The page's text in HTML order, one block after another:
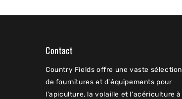
Contact
Country Fields offre une vaste sélection
de fournitures et d'équipements pour
l'apiculture, la volaille et l'acériculture à